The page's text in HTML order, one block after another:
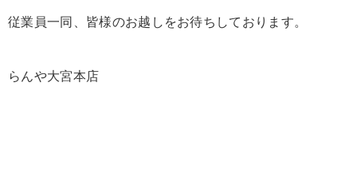
従業員一同、皆様のお越しをお待ちしております。
らんや大宮本店